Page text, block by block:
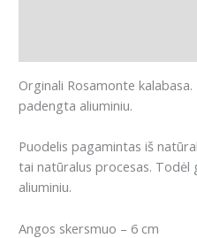
Orginali Rosamonte
padengta aliuminiu.
Puodelis pagamintas iš
tai natūralus procesas.
aliuminiu.
Angos skersmuo – 6 cm